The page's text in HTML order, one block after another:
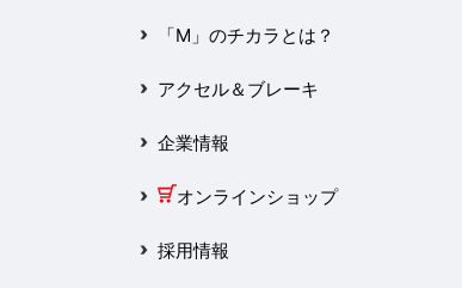
2024年1月
2023年12月
2023年11月
2023年10月
2023年9月
「M」のチカラとは？
アクセル＆ブレーキ
企業情報
オンラインショップ
採用情報